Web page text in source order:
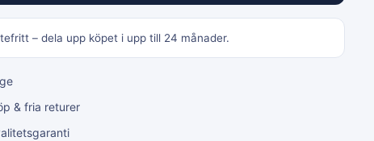
– dela upp köpet i upp till 24 månader.
& fria returer